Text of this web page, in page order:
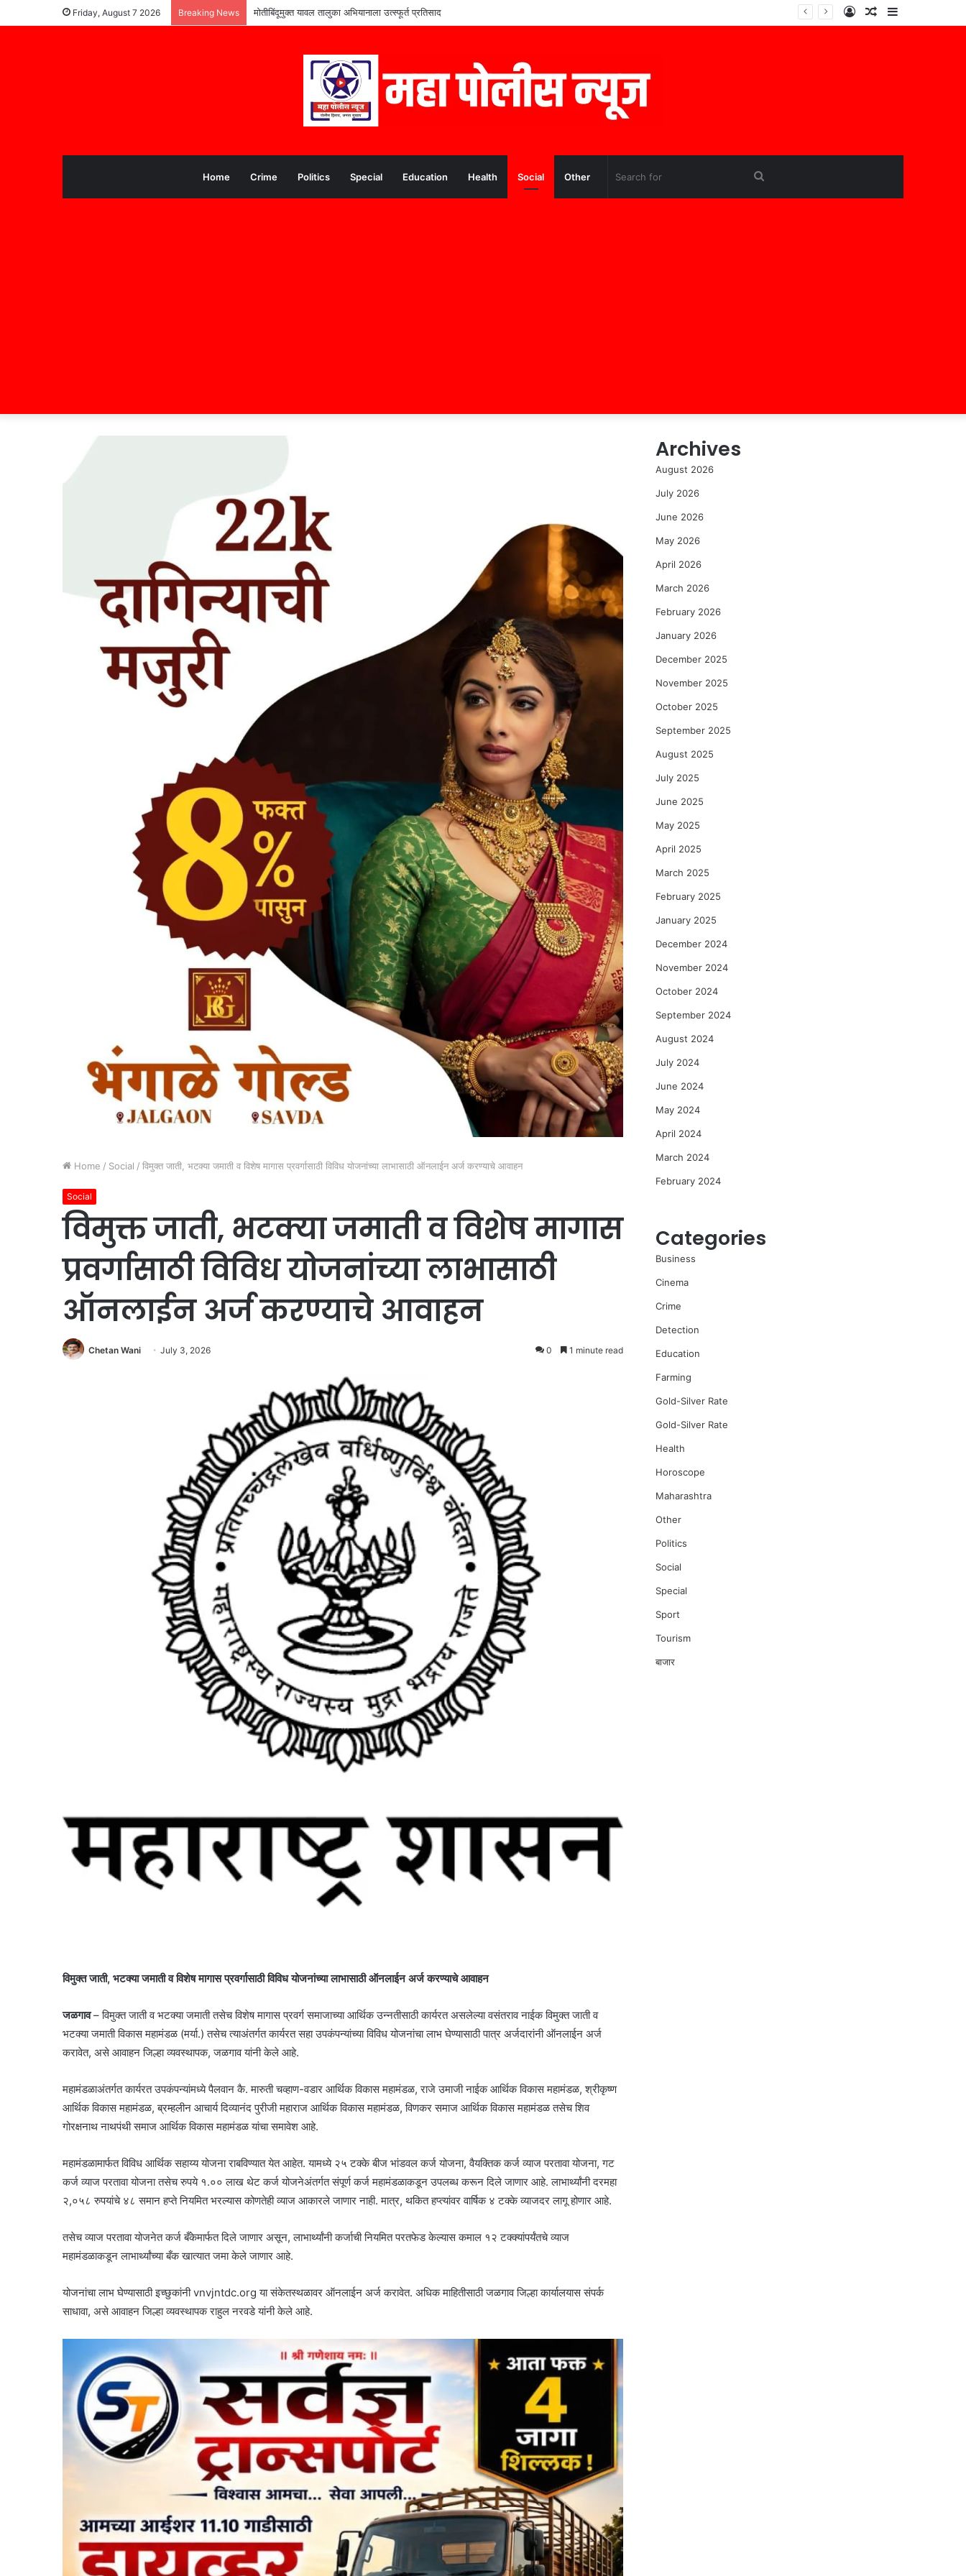
Friday, August 7 2026 Breaking News मोतीबिंदूमुक्त यावल तालुका अभियानाला उत्स्फूर्त प्रतिसाद Sidebar
Random
Log
Home Crime Politics Special Education Health Social Other
Home / Social / विमुक्त जाती, भटक्या जमाती व विशेष मागास प्रवर्गासाठी विविध योजनांच्या लाभासाठी ऑनलाईन अर्ज करण्याचे आवाहन
Social
विमुक्त जाती, भटक्या जमाती व विशेष मागास
प्रवर्गासाठी विविध योजनांच्या लाभासाठी
ऑनलाईन अर्ज करण्याचे आवाहन
Chetan Wani July 3, 2026 0 1 minute read
विमुक्त जाती, भटक्या जमाती व विशेष मागास प्रवर्गासाठी विविध योजनांच्या लाभासाठी ऑनलाईन अर्ज करण्याचे आवाहन
जळगाव– विमुक्त जाती व भटक्या जमाती तसेच विशेष मागास प्रवर्ग समाजाच्या आर्थिक उन्नतीसाठी कार्यरत असलेल्या वसंतराव नाईक विमुक्त जाती व
भटक्या जमाती विकास महामंडळ (मर्या.) तसेच त्याअंतर्गत कार्यरत सहा उपकंपन्यांच्या विविध योजनांचा लाभ घेण्यासाठी पात्र अर्जदारांनी ऑनलाईन अर्ज
करावेत, असे आवाहन जिल्हा व्यवस्थापक, जळगाव यांनी केले आहे.
महामंडळाअंतर्गत कार्यरत उपकंपन्यांमध्ये पैलवान कै. मारुती चव्हाण-वडार आर्थिक विकास महामंडळ, राजे उमाजी नाईक आर्थिक विकास महामंडळ, श्रीकृष्ण
आर्थिक विकास महामंडळ, ब्रम्हलीन आचार्य दिव्यानंद पुरीजी महाराज आर्थिक विकास महामंडळ, विणकर समाज आर्थिक विकास महामंडळ तसेच शिव
गोरक्षनाथ नाथपंथी समाज आर्थिक विकास महामंडळ यांचा समावेश आहे.
महामंडळामार्फत विविध आर्थिक सहाय्य योजना राबविण्यात येत आहेत. यामध्ये २५ टक्के बीज भांडवल कर्ज योजना, वैयक्तिक कर्ज व्याज परतावा योजना, गट
कर्ज व्याज परतावा योजना तसेच रुपये १.०० लाख थेट कर्ज योजनेअंतर्गत संपूर्ण कर्ज महामंडळाकडून उपलब्ध करून दिले जाणार आहे. लाभार्थ्यांनी दरमहा
२,०५८ रुपयांचे ४८ समान हप्ते नियमित भरल्यास कोणतेही व्याज आकारले जाणार नाही. मात्र, थकित हप्त्यांवर वार्षिक ४ टक्के व्याजदर लागू होणार आहे.
तसेच व्याज परतावा योजनेत कर्ज बँकेमार्फत दिले जाणार असून, लाभार्थ्यांनी कर्जाची नियमित परतफेड केल्यास कमाल १२ टक्क्यांपर्यंतचे व्याज
महामंडळाकडून लाभार्थ्यांच्या बँक खात्यात जमा केले जाणार आहे.
योजनांचा लाभ घेण्यासाठी इच्छुकांनी vnvjntdc.org या संकेतस्थळावर ऑनलाईन अर्ज करावेत. अधिक माहितीसाठी जळगाव जिल्हा कार्यालयास संपर्क
साधावा, असे आवाहन जिल्हा व्यवस्थापक राहुल नरवडे यांनी केले आहे.
Archives
August 2026
July 2026
June 2026
May 2026
April 2026
March 2026
February 2026
January 2026
December 2025
November 2025
October 2025
September 2025
August 2025
July 2025
June 2025
May 2025
April 2025
March 2025
February 2025
January 2025
December 2024
November 2024
October 2024
September 2024
August 2024
July 2024
June 2024
May 2024
April 2024
March 2024
February 2024
Categories
Business
Cinema
Crime
Detection
Education
Farming
Gold-Silver Rate
Gold-Silver Rate
Health
Horoscope
Maharashtra
Other
Politics
Social
Special
Sport
Tourism
बाजार